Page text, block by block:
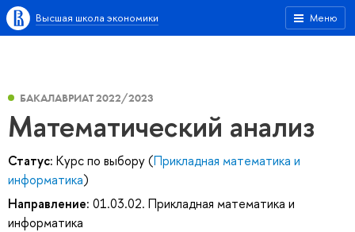
Меню
Высшая школа экономики
БАКАЛАВРИАТ 2022/2023
Математический анализ
Статус: Курс по выбору (Прикладная математика и
информатика)
Направление: 01.03.02. Прикладная математика и
информатика